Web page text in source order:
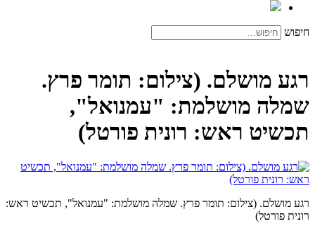
חיפוש
רגע מושלם. (צילום: תומר פרץ.
שמלה מושלמת: "עמנואל",
תכשיט ראש: רונית פורטל)
רגע מושלם. (צילום: תומר פרץ. שמלה מושלמת: "עמנואל", תכשיט ראש:
רונית פורטל)